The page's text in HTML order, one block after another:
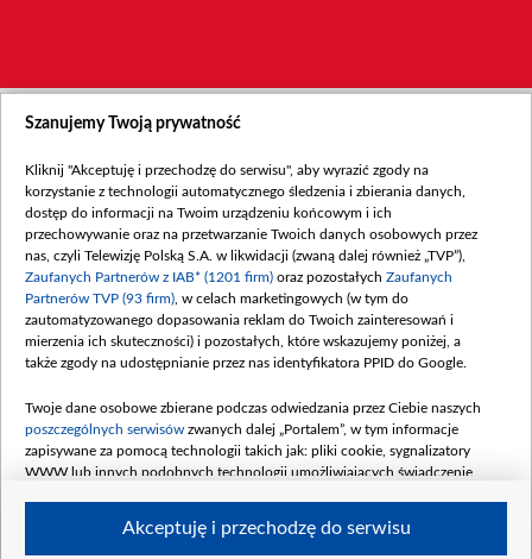
Szanujemy Twoją prywatność
Kliknij "Akceptuję i przechodzę do serwisu", aby wyrazić zgody na
korzystanie z technologii automatycznego śledzenia i zbierania danych,
dostęp do informacji na Twoim urządzeniu końcowym i ich
przechowywanie oraz na przetwarzanie Twoich danych osobowych przez
nas, czyli Telewizję Polską S.A. w likwidacji (zwaną dalej również „TVP”),
Zaufanych Partnerów z IAB* (1201 firm) oraz pozostałych Zaufanych
Partnerów TVP (93 firm) , w celach marketingowych (w tym do
zautomatyzowanego dopasowania reklam do Twoich zainteresowań i
mierzenia ich skuteczności) i pozostałych, które wskazujemy poniżej, a
także zgody na udostępnianie przez nas identyfikatora PPID do Google.
Twoje dane osobowe zbierane podczas odwiedzania przez Ciebie naszych
poszczególnych serwisów zwanych dalej „Portalem”, w tym informacje
zapisywane za pomocą technologii takich jak: pliki cookie, sygnalizatory
WWW lub innych podobnych technologii umożliwiających świadczenie
Akceptuję i przechodzę do serwisu